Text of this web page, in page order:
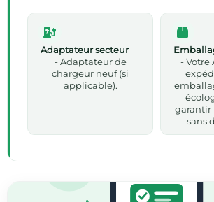
Adaptateur secteur
- Adaptateur de
chargeur neuf (si
applicable).
- Votre
garantir
sans